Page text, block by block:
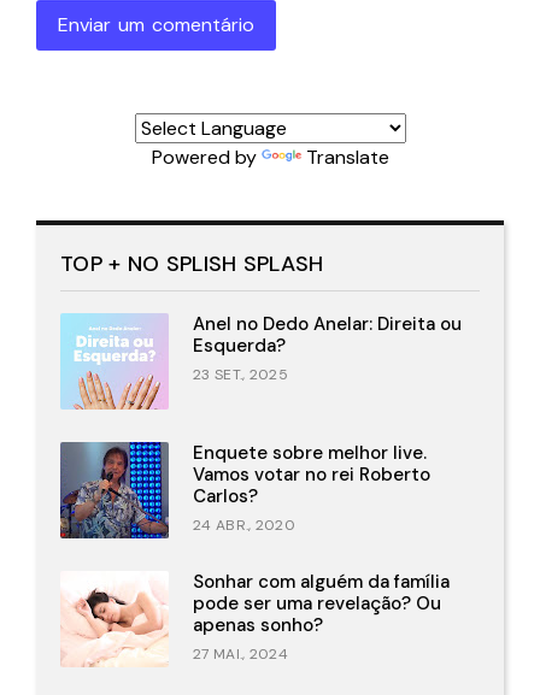
Enviar um comentário
Powered by Translate
TOP + NO SPLISH SPLASH
Anel no Dedo Anelar: Direita ou
Esquerda?
23 SET., 2025
Enquete sobre melhor live.
Vamos votar no rei Roberto
Carlos?
24 ABR., 2020
Sonhar com alguém da família
pode ser uma revelação? Ou
apenas sonho?
27 MAI., 2024